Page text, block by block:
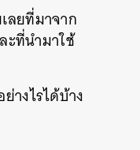
ลยที่มาจาก
ะที่นำมาใช้
างไรได้บ้าง